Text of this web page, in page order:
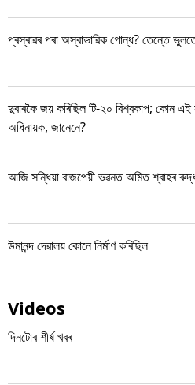
প্ৰস্ৰাৱৰ পৰা অস্বাভাৱিক গোন্ধ? তেন্তে
দুবাৰকৈ জয় কৰিছিল টি-২০ বিশ্বকাপ; কোন
অধিনায়ক, জানেনে?
আজি সন্ধিয়া বাজপেয়ী ভৱনত অমিত শ্বাহৰ
উমানন্দ দেৱালয় কোনে নিৰ্মাণ কৰিছিল
Videos
দিনটোৰ শীৰ্ষ খবৰ